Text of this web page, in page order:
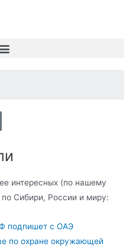
интересных (по нашему
Сибири, России и миру:
подпишет с ОАЭ
по охране окружающей